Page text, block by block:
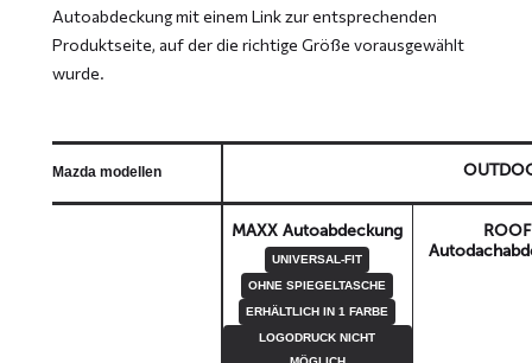
Autoabdeckung mit einem Link zur entsprechenden
Produktseite, auf der die richtige Größe vorausgewählt
wurde.
Mazda modellen
MAXX Autoabdeckung
UNIVERSAL-FIT
OHNE SPIEGELTASCHE
ERHÄLTLICH IN 1 FARBE
LOGODRUCK NICHT
ROOF